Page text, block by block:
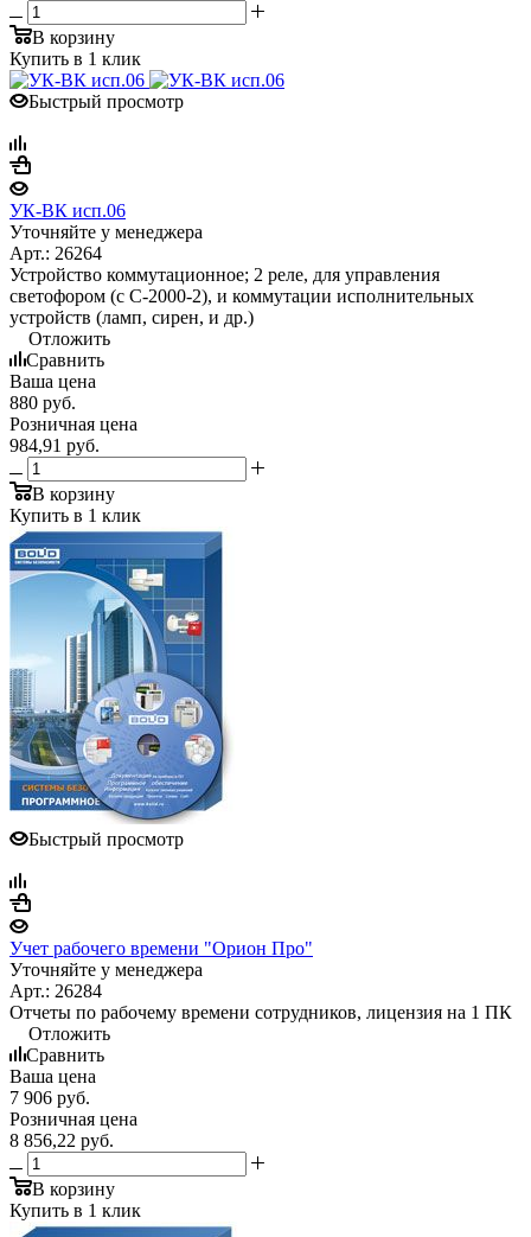
В корзину
Купить в 1 клик
Быстрый просмотр
УК-ВК исп.06
Уточняйте у менеджера
Арт.: 26264
Устройство коммутационное; 2 реле, для управления
светофором (с С-2000-2), и коммутации исполнительных
устройств (ламп, сирен, и др.)
Отложить
Сравнить
Ваша цена
880 руб.
Розничная цена
984,91 руб.
В корзину
Купить в 1 клик
Быстрый просмотр
Учет рабочего времени "Орион Про"
Уточняйте у менеджера
Арт.: 26284
Отчеты по рабочему времени сотрудников, лицензия на 1 ПК
Отложить
Сравнить
Ваша цена
7 906 руб.
Розничная цена
8 856,22 руб.
В корзину
Купить в 1 клик